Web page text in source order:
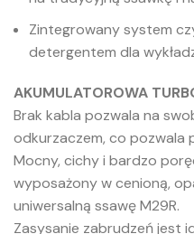
Zintegrowany system
detergentem dla
AKUMULATOROWA
Brak kabla pozwala na
odkurzaczem, co pozwala
Mocny, cichy i bardzo
wyposażony w cenioną,
uniwersalną ssawę M29R.
Zasysanie zabrudzeń jest